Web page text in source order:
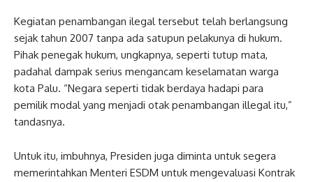
Kegiatan penambangan ilegal tersebut telah berlangsung
sejak tahun 2007 tanpa ada satupun pelakunya di hukum.
Pihak penegak hukum, ungkapnya, seperti tutup mata,
padahal dampak serius mengancam keselamatan warga
kota Palu. “Negara seperti tidak berdaya hadapi para
pemilik modal yang menjadi otak penambangan illegal itu,”
tandasnya.
Untuk itu, imbuhnya, Presiden juga diminta untuk segera
memerintahkan Menteri ESDM untuk mengevaluasi Kontrak